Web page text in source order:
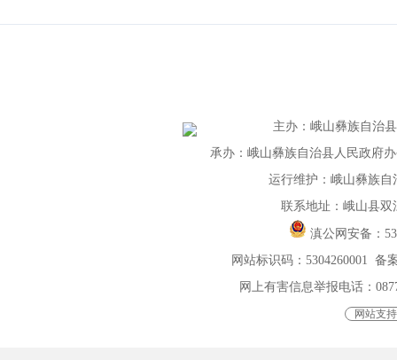
主办： 峨山彝族自治
承办：峨山彝族自治县人民政府
运行维护：峨山彝族自
联系地址：峨山县双
滇公网安备：
网站标识码：5304260001 备
网上有害信息举报电话：
网站支